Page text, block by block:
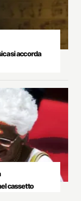
si accorda
cassetto